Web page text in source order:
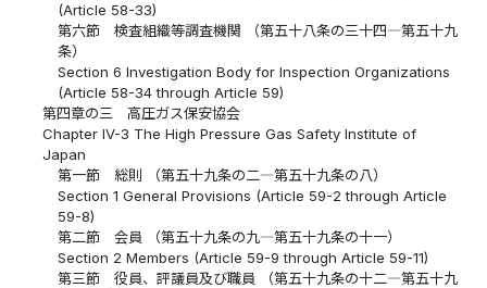
(Article 58-33)
第六節 検査組織等調査機関 （第五十八条の三十四―第五十九
条）
Section 6 Investigation Body for Inspection Organizations
(Article 58-34 through Article 59)
第四章の三 高圧ガス保安協会
Chapter IV-3 The High Pressure Gas Safety Institute of
Japan
第一節 総則 （第五十九条の二―第五十九条の八）
Section 1 General Provisions (Article 59-2 through Article
59-8)
第二節 会員 （第五十九条の九―第五十九条の十一）
Section 2 Members (Article 59-9 through Article 59-11)
第三節 役員、評議員及び職員 （第五十九条の十二―第五十九